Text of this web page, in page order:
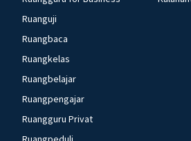
Ruanguji
Ruangbaca
Ruangkelas
Ruangbelajar
Ruangpengajar
Ruangguru Privat